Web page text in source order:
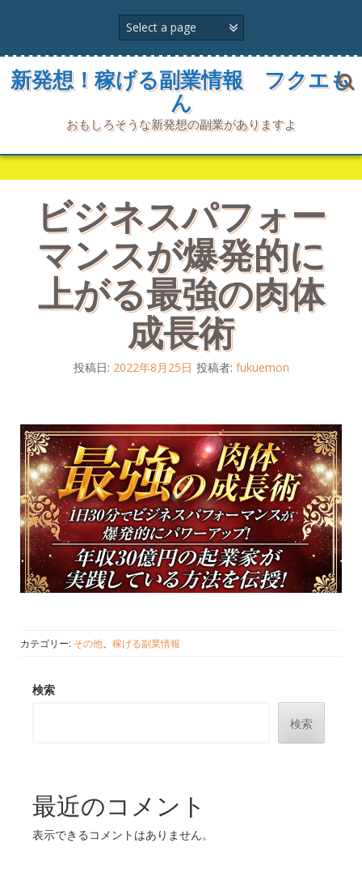
ン
プ
新発想！稼げる副業情報 フクエも
ん
おもしろそうな新発想の副業がありますよ
ビジネスパフォー
マンスが爆発的に
上がる最強の肉体
成長術
投稿日: 2022年8月25日 投稿者: fukuemon
カテゴリー: その他、 稼げる副業情報
検索
検索
最近のコメント
表示できるコメントはありません。